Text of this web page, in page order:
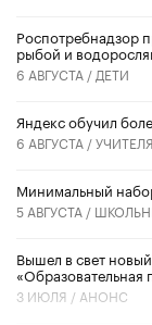
Роспотребнадзор
рыбой и
6 АВГУСТА / ДЕТИ
​Яндекс обучил
6 АВГУСТА /УЧИТЕЛЯ
Минимальный
5 АВГУСТА /
Вышел в свет
3 ИЮЛЯ / АНОНС